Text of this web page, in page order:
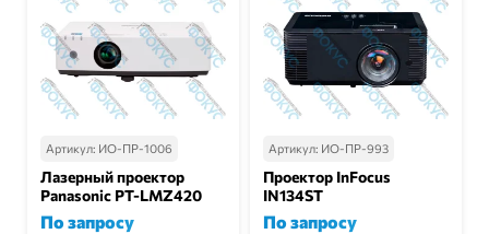
Артикул: ИО-ПР-1006
Лазерный проектор
Panasonic PT-LMZ420
По запросу
Артикул: ИО-ПР-993
Проектор InFocus
IN134ST
По запросу